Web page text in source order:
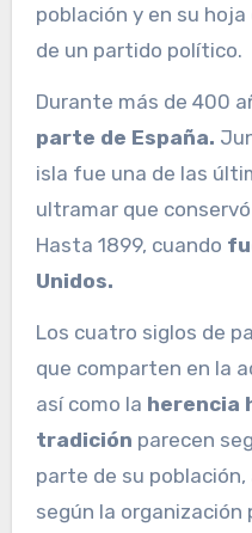
población y en su
de un partido político.
Durante más de 400
parte de España.
isla fue una de las
ultramar que
Hasta 1899, cuando
Unidos.
Los cuatro siglos de
que comparten en la
así como la herencia
tradición parecen
parte de su población,
según la